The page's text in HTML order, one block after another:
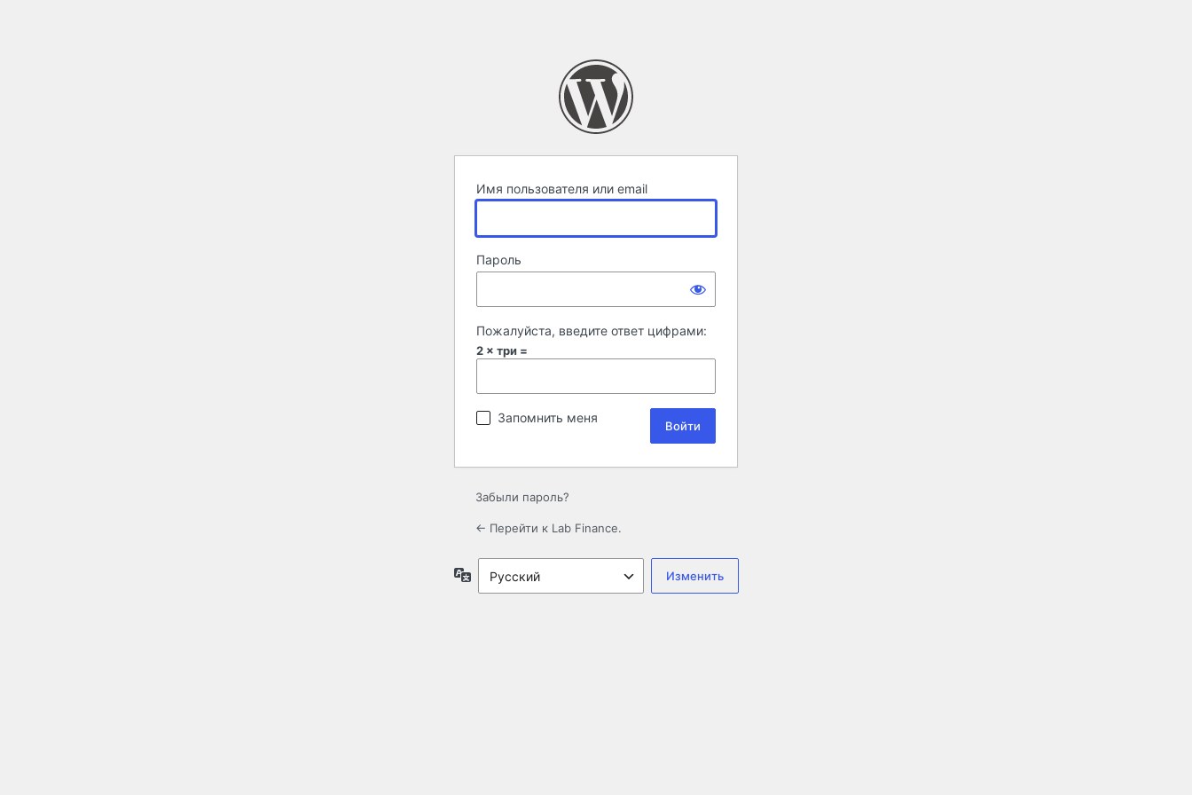
Имя пользователя или email
Пароль
Пожалуйста, введите ответ цифрами:
2 × три =
Запомнить меня
Забыли пароль?
← Перейти к Lab Finance.
Язык